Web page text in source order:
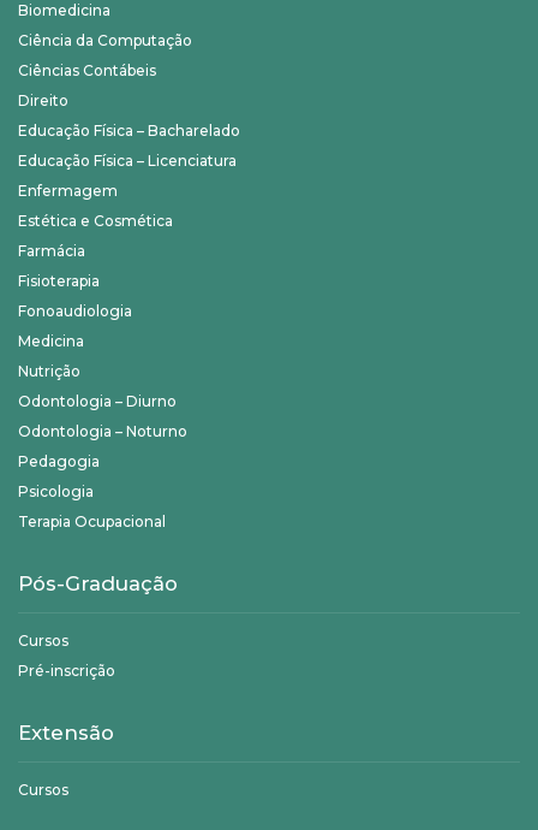
Biomedicina
Ciência da Computação
Ciências Contábeis
Direito
Educação Física – Bacharelado
Educação Física – Licenciatura
Enfermagem
Estética e Cosmética
Farmácia
Fisioterapia
Fonoaudiologia
Medicina
Nutrição
Odontologia – Diurno
Odontologia – Noturno
Pedagogia
Psicologia
Terapia Ocupacional
Pós-Graduação
Cursos
Pré-inscrição
Extensão
Cursos